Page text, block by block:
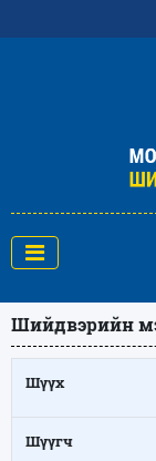
Шийдвэрийн
Шүүх
Шүүгч